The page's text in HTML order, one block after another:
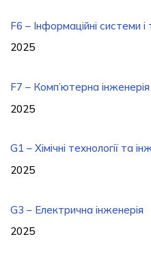
F6 – Інформаційні системи і
2025
F7 – Комп’ютерна
2025
G1 – Хімічні технології та
2025
G3 – Електрична інженерія
2025